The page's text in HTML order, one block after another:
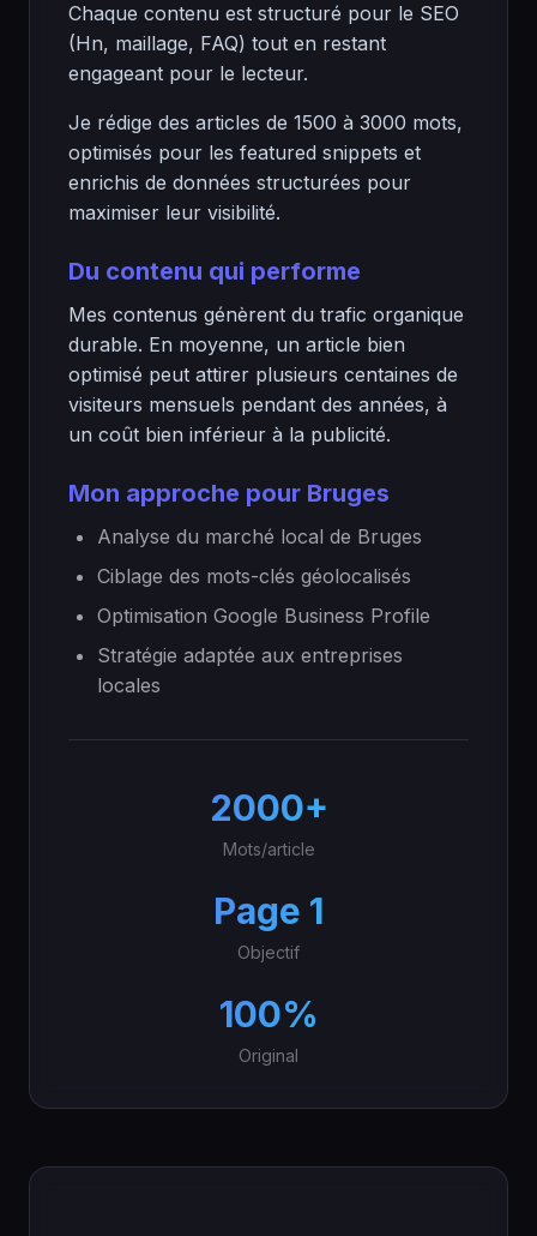
Chaque contenu est structuré pour le SEO
(Hn, maillage, FAQ) tout en restant
engageant pour le lecteur.
Je rédige des articles de 1500 à 3000 mots,
optimisés pour les featured snippets et
enrichis de données structurées pour
maximiser leur visibilité.
Du contenu qui performe
Mes contenus génèrent du trafic organique
durable. En moyenne, un article bien
optimisé peut attirer plusieurs centaines de
visiteurs mensuels pendant des années, à
un coût bien inférieur à la publicité.
Mon approche pour Bruges
Analyse du marché local de Bruges
Ciblage des mots-clés géolocalisés
Optimisation Google Business Profile
Stratégie adaptée aux entreprises
locales
2000+
Mots/article
Page 1
Objectif
100%
Original